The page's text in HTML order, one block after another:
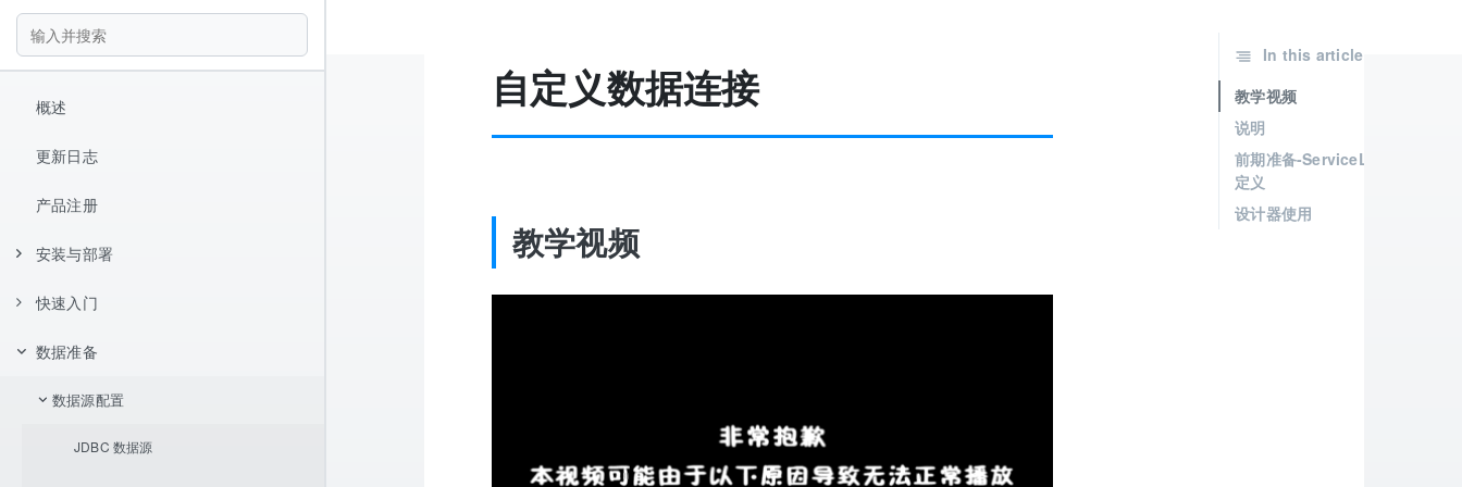
概述
更新日志
产品注册
安装与部署
安装
快速入门
Hello World
报表设计器
快捷键
数据准备
数据源配置
JDBC 数据源
自定义数据连接
教学视频
In this article
教学视频
说明
前期准备-ServiceLoader
定义
设计器使用